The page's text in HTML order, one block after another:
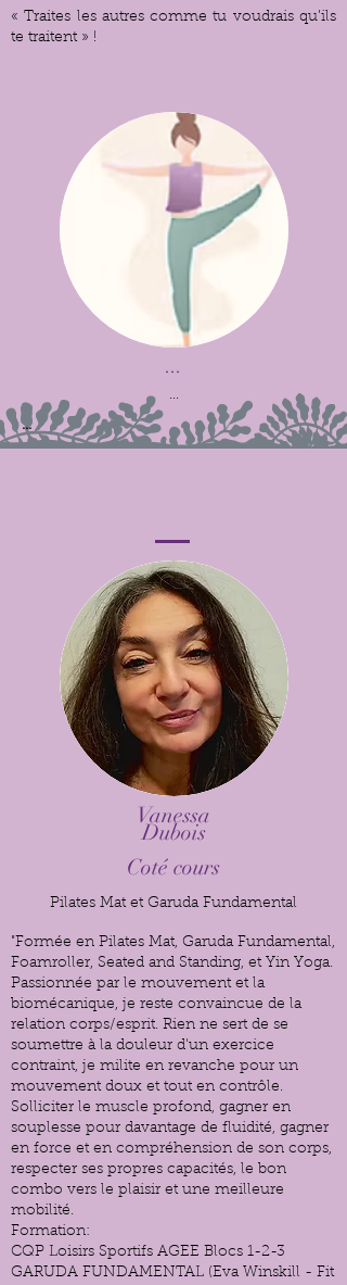
« Traites les autres comme tu voudrais qu’ils
te traitent » !
...
...
...
Vanessa
Dubois
Coté cours
Pilates Mat et Garuda Fundamental
"Formée en Pilates Mat, Garuda Fundamental,
Foamroller, Seated and Standing, et Yin Yoga.
Passionnée par le mouvement et la
biomécanique, je reste convaincue de la
relation corps/esprit. Rien ne sert de se
soumettre à la douleur d'un exercice
contraint, je milite en revanche pour un
mouvement doux et tout en contrôle.
Solliciter le muscle profond, gagner en
souplesse pour davantage de fluidité, gagner
en force et en compréhension de son corps,
respecter ses propres capacités, le bon
combo vers le plaisir et une meilleure
mobilité.
Formation:
CQP Loisirs Sportifs AGEE Blocs 1-2-3
GARUDA FUNDAMENTAL (Eva Winskill - Fit